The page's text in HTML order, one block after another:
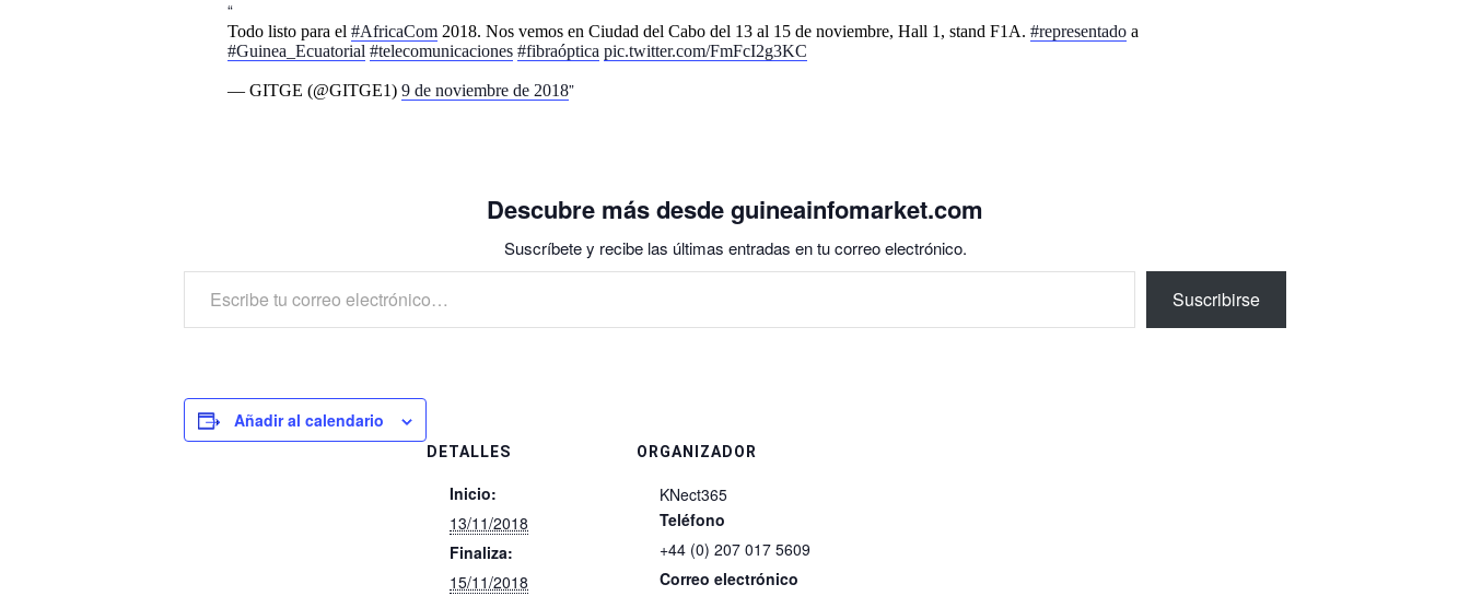
Todo listo para el #AfricaCom 2018. Nos vemos en Ciudad del Cabo del 13 al 15 de noviembre, Hall 1, stand F1A. #representado a
#Guinea_Ecuatorial #telecomunicaciones #fibraóptica pic.twitter.com/FmFcI2g3KC
— GITGE (@GITGE1) 9 de noviembre de 2018
Descubre más desde guineainfomarket.com
Suscríbete y recibe las últimas entradas en tu correo electrónico.
Escribe tu correo electrónico…
Suscribirse
Añadir al calendario
DETALLES
Inicio:
13/11/2018
Finaliza:
15/11/2018
ORGANIZADOR
KNect365
Teléfono
+44 (0) 207 017 5609
Correo electrónico